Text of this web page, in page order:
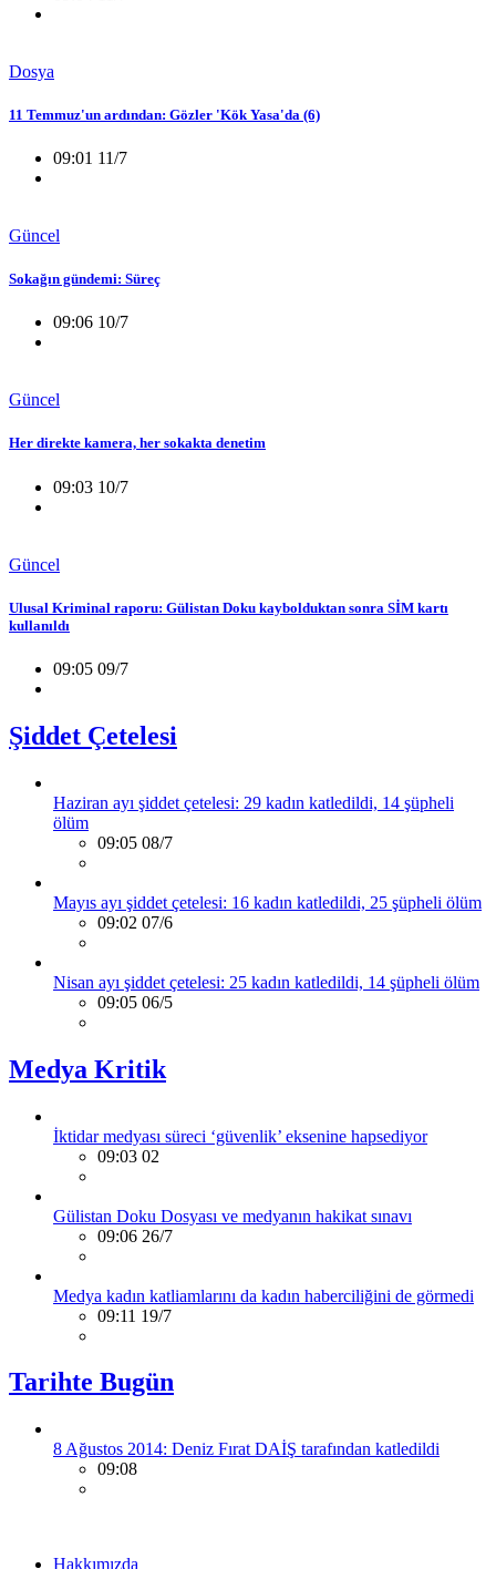
Dosya
11 Temmuz'un ardından: Gözler 'Kök Yasa'da (6)
09:01 11/7
Güncel
Sokağın gündemi: Süreç
09:06 10/7
Güncel
Her direkte kamera, her sokakta denetim
09:03 10/7
Güncel
Ulusal Kriminal raporu: Gülistan Doku kaybolduktan sonra SİM kartı
kullanıldı
09:05 09/7
Şiddet Çetelesi
Haziran ayı şiddet çetelesi: 29 kadın katledildi, 14 şüpheli
ölüm
09:05 08/7
Mayıs ayı şiddet çetelesi: 16 kadın katledildi, 25 şüpheli ölüm
09:02 07/6
Nisan ayı şiddet çetelesi: 25 kadın katledildi, 14 şüpheli ölüm
09:05 06/5
Medya Kritik
İktidar medyası süreci ‘güvenlik’ eksenine hapsediyor
09:03 02
Gülistan Doku Dosyası ve medyanın hakikat sınavı
09:06 26/7
Medya kadın katliamlarını da kadın haberciliğini de görmedi
09:11 19/7
Tarihte Bugün
8 Ağustos 2014: Deniz Fırat DAİŞ tarafından katledildi
09:08
Hakkımızda